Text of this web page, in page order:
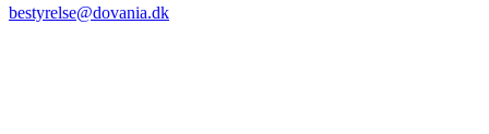
bestyrelse@dovania.dk